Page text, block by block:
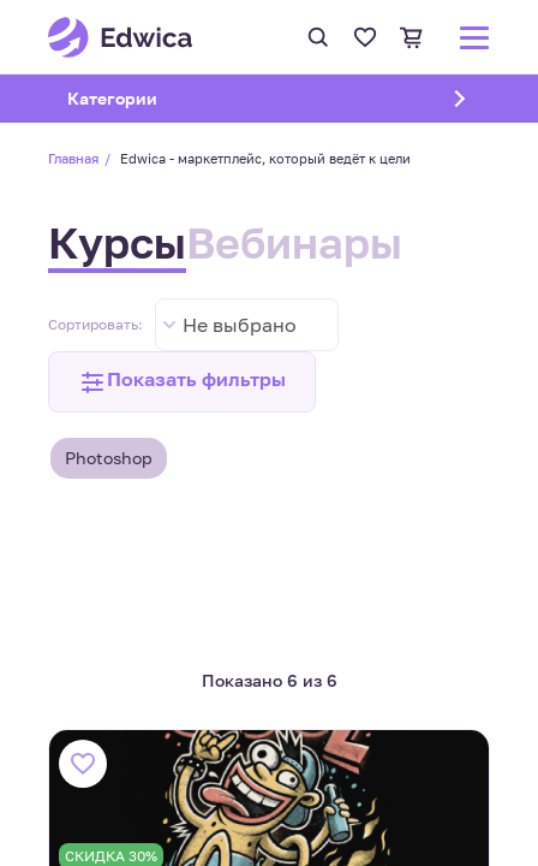
Открыть подменю
Категории
Главная Edwica - маркетплейс, который ведёт к цели
КурсыВебинары
Сортировать: Не выбрано
Показать фильтры
Photoshop
Показано 6 из 6
СКИДКА 30%